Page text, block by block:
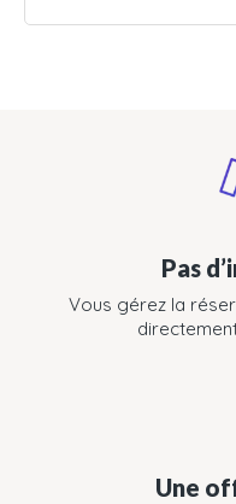
Pas
Vous gérez la
Une